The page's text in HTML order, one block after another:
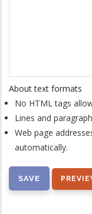
About text formats
No HTML tags
Lines and
Web page
automatically.